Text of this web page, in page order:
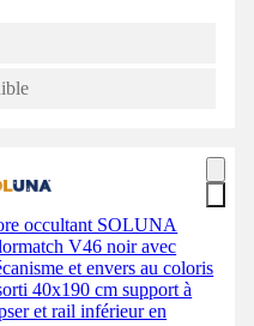
occultant SOLUNA
V46 noir avec
et envers au coloris
40x190 cm support à
et rail inférieur en